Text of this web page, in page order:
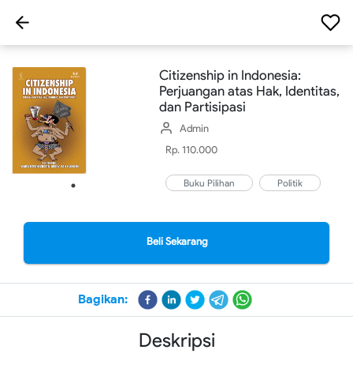
Citizenship in Indonesia:
Perjuangan atas Hak, Identitas,
dan Partisipasi
Admin
Rp. 110.000
Buku Pilihan Politik
Beli Sekarang
Bagikan:
Deskripsi